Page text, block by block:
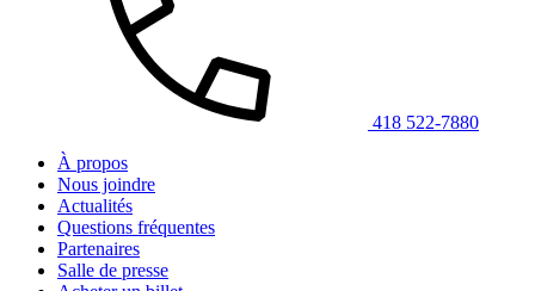
418 522-7880
À propos
Nous joindre
Actualités
Questions fréquentes
Partenaires
Salle de presse